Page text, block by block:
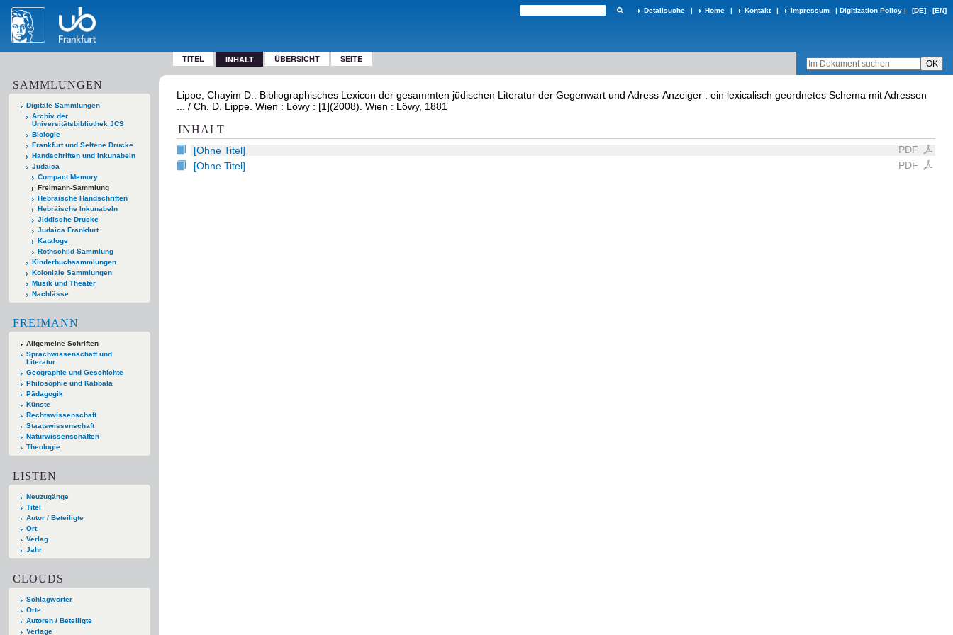
Detailsuche | Home | Kontakt | Impressum | Digitization Policy | [DE] [EN]
TITEL INHALT ÜBERSICHT SEITE
SAMMLUNGEN
Digitale Sammlungen
Archiv der
Universitätsbibliothek JCS
Biologie
Frankfurt und Seltene Drucke
Handschriften und Inkunabeln
Judaica
Compact Memory
Freimann-Sammlung
Hebräische Handschriften
Hebräische Inkunabeln
Jiddische Drucke
Judaica Frankfurt
Kataloge
Rothschild-Sammlung
Kinderbuchsammlungen
Koloniale Sammlungen
Musik und Theater
Nachlässe
FREIMANN
Allgemeine Schriften
Sprachwissenschaft und
Literatur
Geographie und Geschichte
Philosophie und Kabbala
Pädagogik
Künste
Rechtswissenschaft
Staatswissenschaft
Naturwissenschaften
Theologie
LISTEN
Neuzugänge
Titel
Autor / Beteiligte
Ort
Verlag
Jahr
CLOUDS
Schlagwörter
Orte
Autoren / Beteiligte
Verlage
Lippe, Chayim D.: Bibliographisches Lexicon der gesammten jüdischen Literatur der Gegenwart und Adress-Anzeiger : ein lexicalisch geordnetes Schema mit Adressen
... / Ch. D. Lippe. Wien : Löwy : [1](2008). Wien : Löwy, 1881
INHALT
PDF
[Ohne Titel]
PDF
[Ohne Titel]